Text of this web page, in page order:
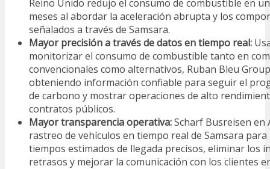
Reino Unido redujo el consumo de combustible en
meses al abordar la aceleración abrupta y los
señalados a través de Samsara.
Mayor precisión a través de datos en tiempo real:
monitorizar el consumo de combustible tanto en
convencionales como alternativos, Ruban Bleu
obteniendo información confiable para seguir el
de carbono y mostrar operaciones de alto
contratos públicos.
Mayor transparencia operativa:Scharf Busreisen en
rastreo de vehículos en tiempo real de Samsara
tiempos estimados de llegada precisos, eliminar los
retrasos y mejorar la comunicación con los clientes